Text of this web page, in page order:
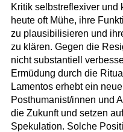
Kritik selbstreflexiver und
heute oft Mühe, ihre
zu plausibilisieren und
zu klären. Gegen die
nicht substantiell
Ermüdung durch die
Lamentos erhebt ein
Posthumanist/innen und
die Zukunft und setzen
Spekulation. Solche